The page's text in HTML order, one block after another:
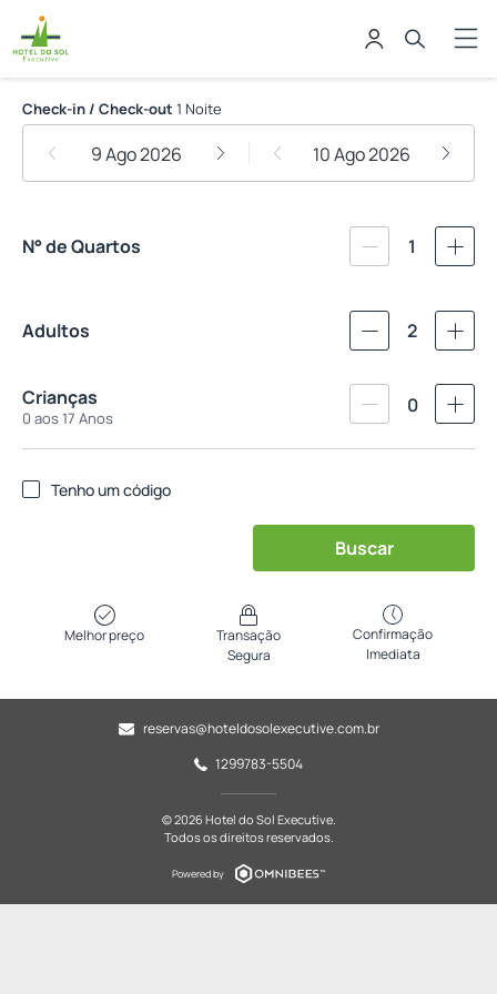
Hotel do Sol Executive
Check-in / Check-out 1 Noite
9 Ago 2026 10 Ago 2026
N° de Quartos 1
Adultos 2
Crianças
0 aos 17 Anos
0
Tenho um código
Buscar
Melhor preço
Transação
Segura
Confirmação
Imediata
reservas@hoteldosolexecutive.com.br
1299783-5504
© 2026 Hotel do Sol Executive.
Todos os direitos reservados.
Powered by